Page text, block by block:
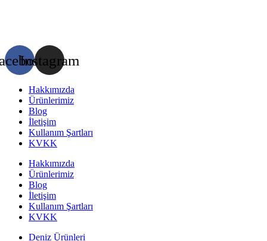
Instagram
Hakkımızda
Ürünlerimiz
Blog
İletişim
Kullanım Şartları
KVKK
Hakkımızda
Ürünlerimiz
Blog
İletişim
Kullanım Şartları
KVKK
Deniz Ürünleri